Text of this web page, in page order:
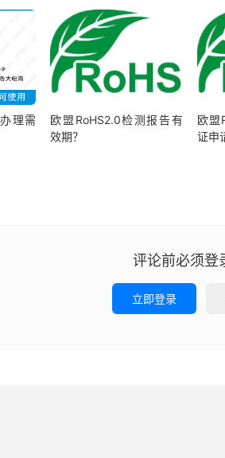
理需
欧盟RoHS2.0检测报告有
效期？
欧盟
证申
评论前必须登
立即登录